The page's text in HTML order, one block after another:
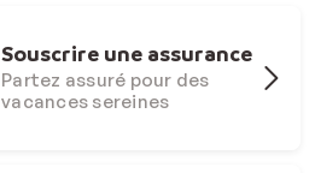
Souscrire une assurance
Partez assuré pour des
vacances sereines